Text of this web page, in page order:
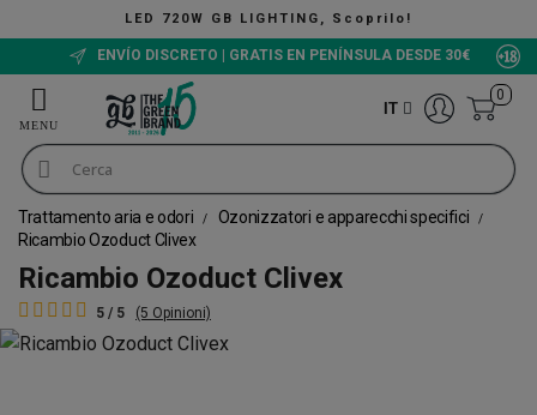
720W GB LIGHTING, Scoprilo!
ENVÍO DISCRETO | GRATIS EN PENÍNSULA DESDE 30€
IT
0
Trattamento aria e odori
Ozonizzatori e apparecchi specifici
Ricambio Ozoduct Clivex
Ricambio Ozoduct Clivex
5 / 5 (5 Opinioni)